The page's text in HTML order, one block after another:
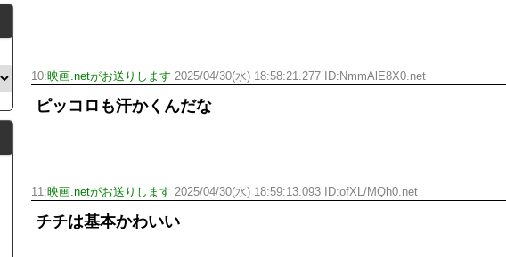
10:映画.netがお送りします 2025/04/30(水) 18:58:21.277 ID:NmmAlE8X0.net
ピッコロも汗かくんだな
11:映画.netがお送りします 2025/04/30(水) 18:59:13.093 ID:ofXL/MQh0.net
チチは基本かわいい